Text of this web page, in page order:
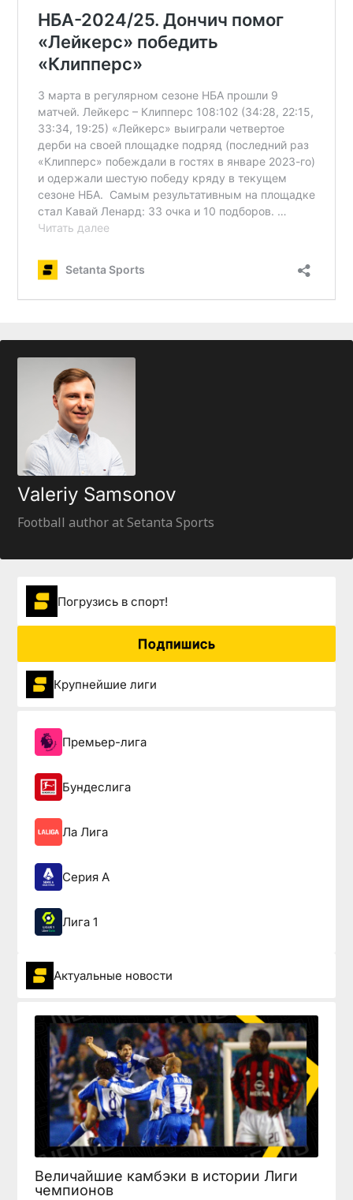
Valeriy Samsonov
Football author at Setanta Sports
Погрузиcь в спорт!
Подпишись
Крупнейшие лиги
Премьер-лига
Бундеслига
Ла Лига
Серия А
Лига 1
Актуальные новости
Величайшие камбэки в истории Лиги
чемпионов